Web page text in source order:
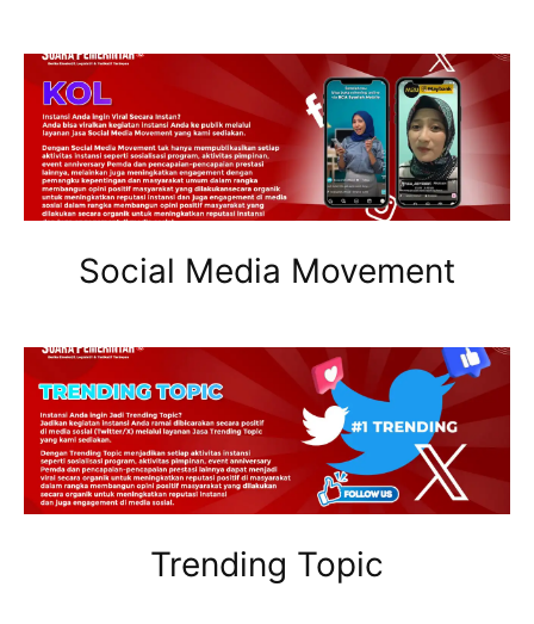
Social Media Movement
Trending Topic